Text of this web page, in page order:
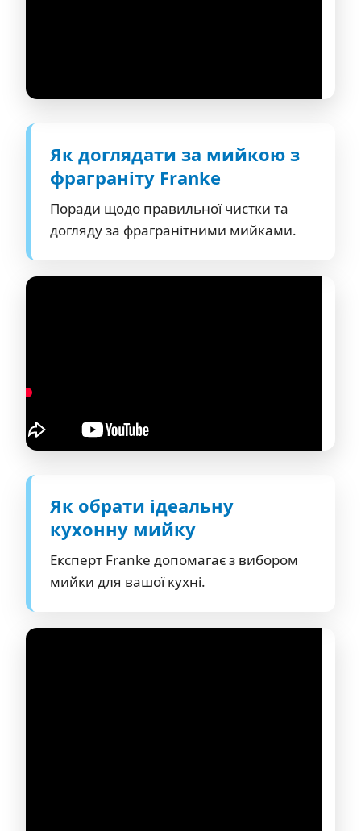
Як доглядати за мийкою з
фраграніту Franke
Поради щодо правильної чистки та
догляду за фрагранітними мийками.
Як обрати ідеальну
кухонну мийку
Експерт Franke допомагає з вибором
мийки для вашої кухні.